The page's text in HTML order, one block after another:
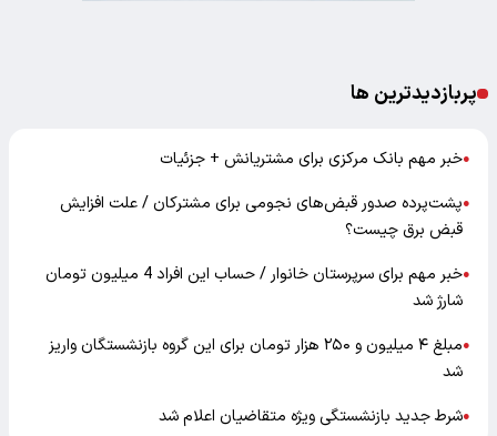
پربازدیدترین ها
●خبر مهم بانک مرکزی برای مشتریانش + جزئیات
●پشت‌پرده صدور قبض‌های نجومی برای مشترکان / علت افزایش
قبض برق چیست؟
●
خبر مهم برای سرپرستان خانوار / حساب این افراد 4 میلیون تومان
شارژ شد
●
مبلغ ۴ میلیون و ۲۵۰ هزار تومان برای این گروه بازنشستگان واریز
شد
●شرط جدید بازنشستگی ویژه متقاضیان اعلام شد